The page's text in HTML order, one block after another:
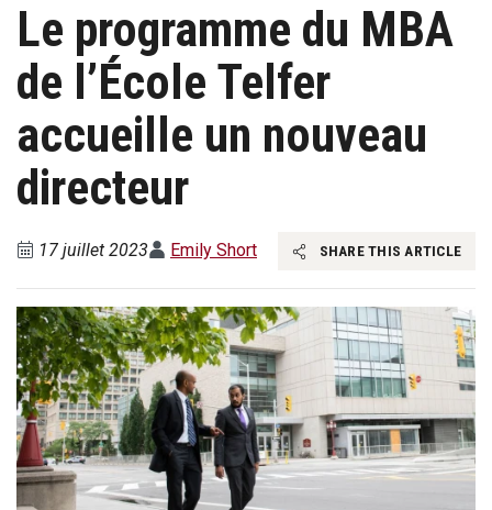
Le programme du MBA
de l’École Telfer
accueille un nouveau
directeur
17 juillet 2023 Emily Short SHARE THIS ARTICLE